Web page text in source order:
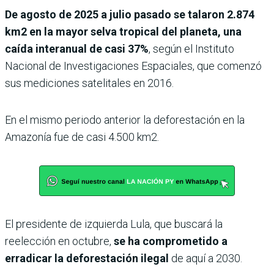
De agosto de 2025 a julio pasado se talaron 2.874
km2 en la mayor selva tropical del planeta, una
caída interanual de casi 37%, según el Instituto
Nacional de Investigaciones Espaciales, que comenzó
sus mediciones satelitales en 2016.
En el mismo periodo anterior la deforestación en la
Amazonía fue de casi 4.500 km2.
El presidente de izquierda Lula, que buscará la
reelección en octubre, se ha comprometido a
erradicar la deforestación ilegal de aquí a 2030.